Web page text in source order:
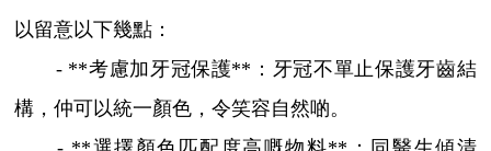
以留意以下幾點：
- **考慮加牙冠保護**：牙冠不單止保護牙齒結
構，仲可以統一顏色，令笑容自然啲。